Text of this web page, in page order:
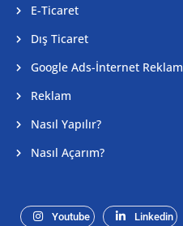
E-Ticaret
Dış Ticaret
Google Ads-İnternet Reklam
Reklam
Nasıl Yapılır?
Nasıl Açarım?
Youtube Linkedin